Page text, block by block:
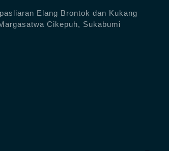
Elang Brontok dan Kukang
Cikepuh, Sukabumi